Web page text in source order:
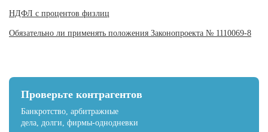
Проверьте контрагентов
Банкротство, арбитражные
дела, долги, фирмы-однодневки
НДФЛ с процентов физлиц
Обязательно ли применять положения Законопроекта № 1110069-8